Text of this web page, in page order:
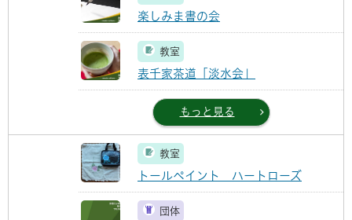
楽しみま書の会
教室
表千家茶道「淡水会」
もっと見る
教室
トールペイント ハートローズ
団体